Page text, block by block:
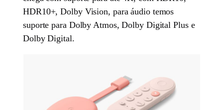
HDR10+, Dolby Vision, para áudio temos
suporte para Dolby Atmos, Dolby Digital Plus e
Dolby Digital.